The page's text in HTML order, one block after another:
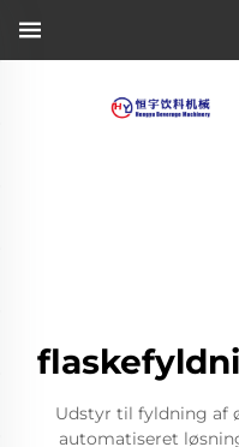
Udstyr til fyldning af
automatiseret